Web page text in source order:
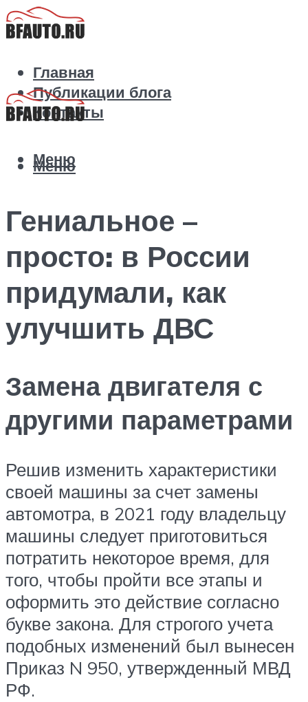
Главная
Публикации блога
Контакты
Меню
Меню
Гениальное –
просто: в России
придумали, как
улучшить ДВС
Замена двигателя с
другими параметрами
Решив изменить характеристики
своей машины за счет замены
автомотра, в 2021 году владельцу
машины следует приготовиться
потратить некоторое время, для
того, чтобы пройти все этапы и
оформить это действие согласно
букве закона. Для строгого учета
подобных изменений был вынесен
Приказ N 950, утвержденный МВД
РФ.